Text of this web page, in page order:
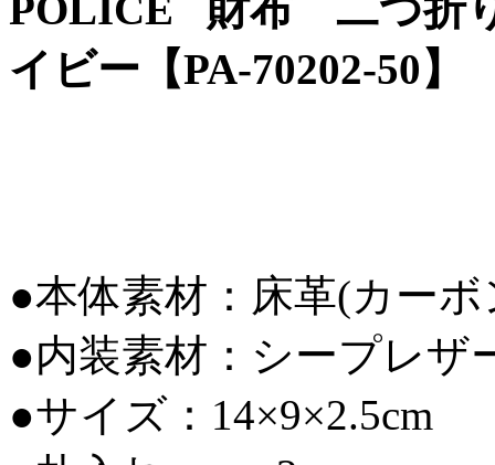
イビー【PA-70202-50】
●本体素材：床革(カー
●内装素材：シープレザ
●サイズ：14×9×2.5cm